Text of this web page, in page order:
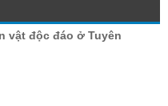
vật độc đáo ở Tuyên